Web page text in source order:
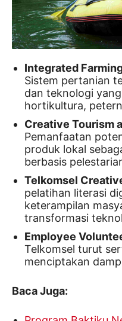
Integrated
Sistem pertanian
dan teknologi
hortikultura,
Creative Tourism
Pemanfaatan
produk lokal
berbasis
Telkomsel
pelatihan literasi
keterampilan
transformasi
Employee
Telkomsel turut
menciptakan
Baca Juga: